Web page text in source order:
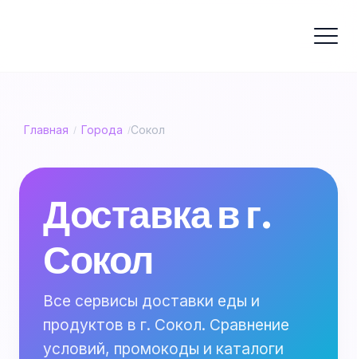
Главная / Города /Сокол
Доставка в г.
Сокол
Все сервисы доставки еды и
продуктов в г. Сокол. Сравнение
условий, промокоды и каталоги